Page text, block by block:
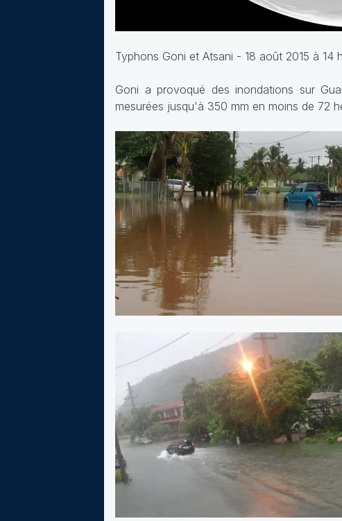
Typhons Goni et Atsani - 18 août 2015 à 14
Goni a provoqué des inondations sur
mesurées jusqu'à 350 mm en moins de 72